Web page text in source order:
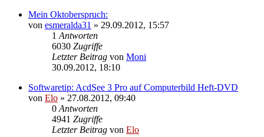
Mein Oktoberspruch:
von esmeralda31 » 29.09.2012, 15:57
1 Antworten
6030 Zugriffe
Letzter Beitrag von Moni
30.09.2012, 18:10
Softwaretip: AcdSee 3 Pro auf Computerbild Heft-DVD
von Elo » 27.08.2012, 09:40
0 Antworten
4941 Zugriffe
Letzter Beitrag von Elo